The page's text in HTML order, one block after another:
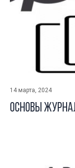
14 марта, 2024
Основы